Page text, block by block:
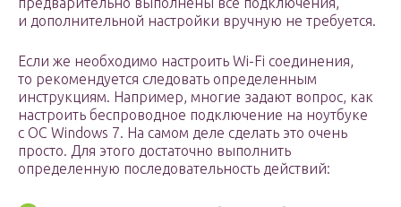
и дополнительной настройки вручную не требуется.
Если же необходимо настроить Wi-Fi соединения,
то рекомендуется следовать определенным
инструкциям. Например, многие задают вопрос, как
настроить беспроводное подключение на ноутбуке
с ОС Windows 7. На самом деле сделать это очень
просто. Для этого достаточно выполнить
определенную последовательность действий: